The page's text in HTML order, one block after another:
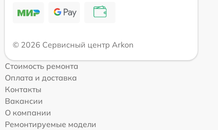
© 2026 Сервисный центр Arkon
Стоимость ремонта
Оплата и доставка
Контакты
Вакансии
О компании
Ремонтируемые модели